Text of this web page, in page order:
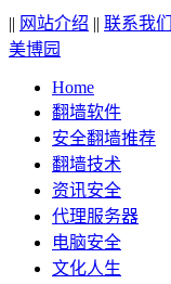
|| 网站介绍 || 联系我们
美博园
Home
翻墙软件
安全翻墙推荐
翻墙技术
资讯安全
代理服务器
电脑安全
文化人生